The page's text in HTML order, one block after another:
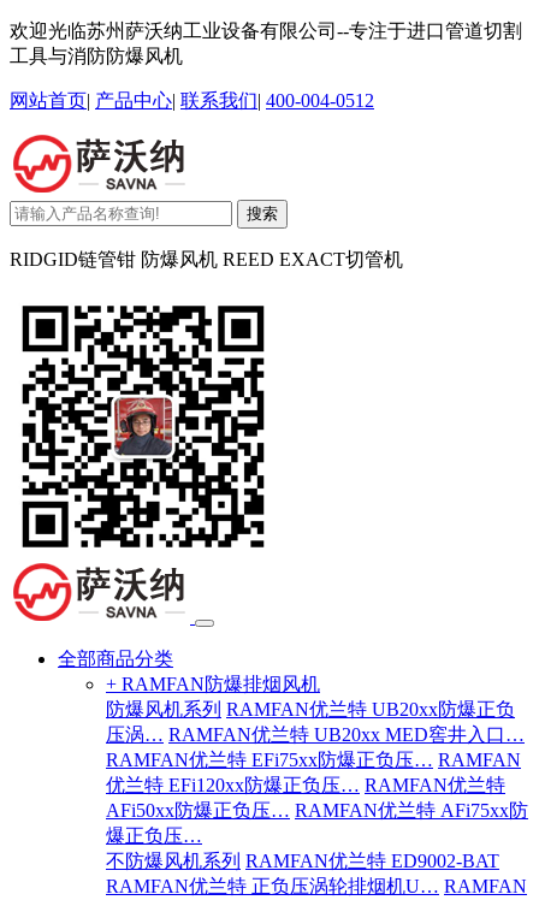
欢迎光临苏州萨沃纳工业设备有限公司--专注于进口管道切割
工具与消防防爆风机
网站首页| 产品中心| 联系我们| 400-004-0512
搜索
RIDGID链管钳 防爆风机 REED EXACT切管机
全部商品分类
+ RAMFAN防爆排烟风机
防爆风机系列 RAMFAN优兰特 UB20xx防爆正负
压涡… RAMFAN优兰特 UB20xx MED窖井入口…
RAMFAN优兰特 EFi75xx防爆正负压… RAMFAN
优兰特 EFi120xx防爆正负压… RAMFAN优兰特
AFi50xx防爆正负压… RAMFAN优兰特 AFi75xx防
爆正负压…
不防爆风机系列 RAMFAN优兰特 ED9002-BAT
RAMFAN优兰特 正负压涡轮排烟机U… RAMFAN